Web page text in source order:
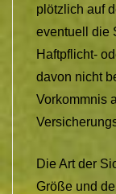
plötzlich auf
eventuell die
Haftpflicht-
davon nicht
Vorkommnis
Die Art der
Größe und